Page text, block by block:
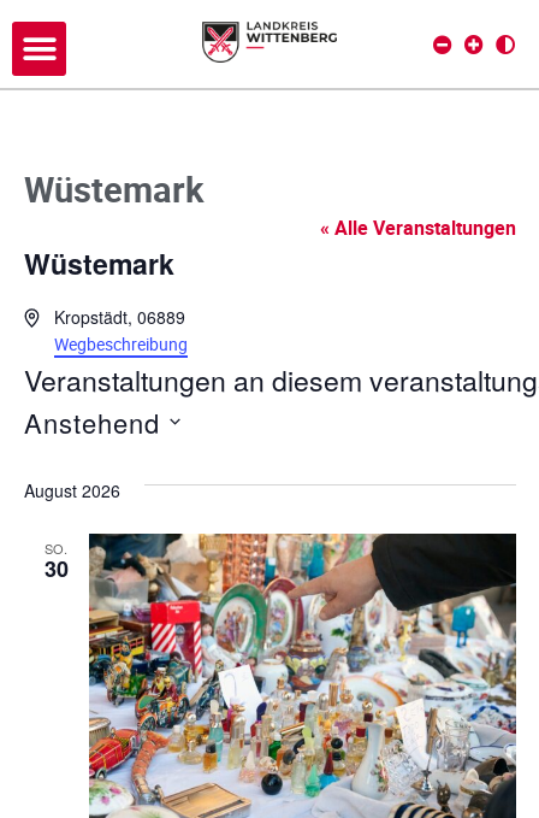
Wüstemark
« Alle Veranstaltungen
Wüstemark
A
r
e
s
Kropstädt, 06889
Wegbeschreibung
Veranstaltungen an diesem
Anstehend
a
August 2026
SO.
30